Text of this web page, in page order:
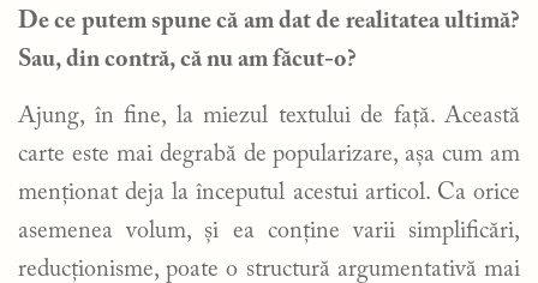
De ce putem spune că am dat de realitatea ultimă?
Sau, din contră, că nu am făcut-o?
Ajung, în fine, la miezul textului de față. Această
carte este mai degrabă de popularizare, așa cum am
menționat deja la începutul acestui articol. Ca orice
asemenea volum, și ea conține varii simplificări,
reducționisme, poate o structură argumentativă mai